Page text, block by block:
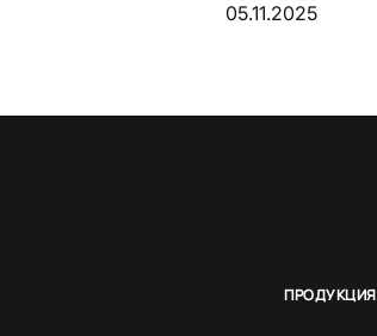
05.11.2025
ПРОДУКЦИЯ